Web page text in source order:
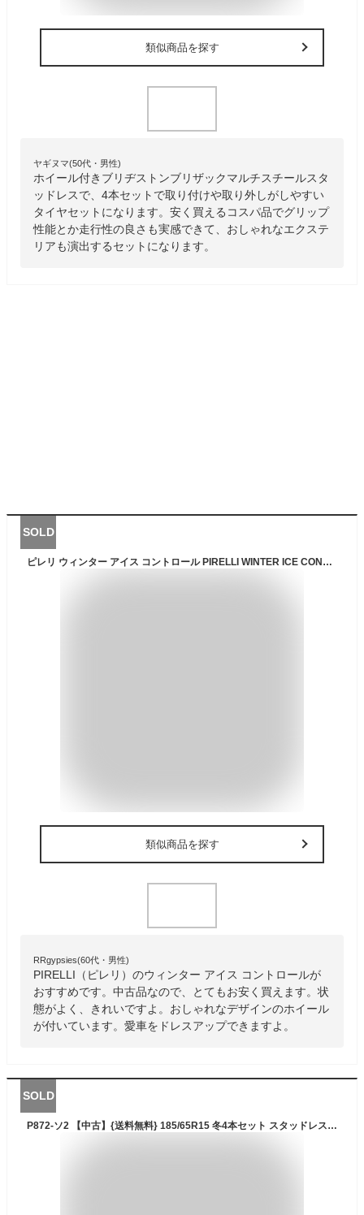
類似商品を探す
ヤギヌマ(50代・男性)
ホイール付きブリヂストンブリザックマルチスチールスタ
ッドレスで、4本セットで取り付けや取り外しがしやすい
タイヤセットになります。安く買えるコスパ品でグリップ
性能とか走行性の良さも実感できて、おしゃれなエクステ
リアも演出するセットになります。
SOLD
ピレリ ウィンター アイス コントロール PIRELLI WINTER ICE CONTROL 185/65R14 86Q トヨタ 純正スチール フルホイールキャップ付 5.5Jx14 +45 4/100 シルバー(銀色)系 スプリンターカリブ カローラ スパシオ カローラ アクシオ カローラ カリーナ カローラ フィールダー
類似商品を探す
RRgypsies(60代・男性)
PIRELLI（ピレリ）のウィンター アイス コントロールが
おすすめです。中古品なので、とてもお安く買えます。状
態がよく、きれいですよ。おしゃれなデザインのホイール
が付いています。愛車をドレスアップできますよ。
SOLD
P872-ソ2 【中古】{送料無料} 185/65R15 冬4本セット スタッドレス 88Q 185/65-15 185-65-15 ダンロップ ウィンターマックス WM01 15インチ鉄ホイール